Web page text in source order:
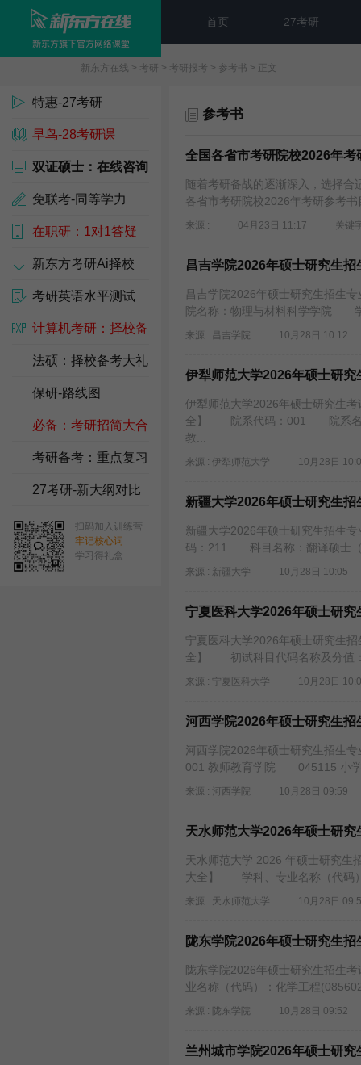
首页 27考研
新东方在线 > 考研 > 考研报考 > 参考书 > 正文
特惠-27考研
早鸟-28考研课
双证硕士：在线咨询
免联考-同等学力
在职研：1对1答疑
新东方考研Ai择校
考研英语水平测试
计算机考研：择校备
考包
法硕：择校备考大礼
包
保研-路线图
必备：考研招简大合
集
考研备考：重点复习
资料
27考研-新大纲对比
扫码加入训练营
牢记核心词
学习得礼盒
参考书
全国各省市考研院校2026年考
随着考研备战的逐渐深入，选择
各省市考研院校2026年考研参考
来源 : 04月23日 11:17 关键
昌吉学院2026年硕士研究生招
昌吉学院2026年硕士研究生招生
院名称：物理与材料科学学院
来源 : 昌吉学院 10月28日 10:12
伊犁师范大学2026年硕士研究
伊犁师范大学2026年硕士研究生
全】 院系代码：001 院系名
教...
来源 : 伊犁师范大学 10月28日
新疆大学2026年硕士研究生招
新疆大学2026年硕士研究生招生
码：211 科目名称：翻译硕士
来源 : 新疆大学 10月28日 10:05
宁夏医科大学2026年硕士研究
宁夏医科大学2026年硕士研究生
全】 初试科目代码名称及分值
来源 : 宁夏医科大学 10月28日
河西学院2026年硕士研究生招
河西学院2026年硕士研究生招生
001 教师教育学院 045115 小
来源 : 河西学院 10月28日 09:59
天水师范大学2026年硕士研究
天水师范大学 2026 年硕士研究生
大全】 学科、专业名称（代
来源 : 天水师范大学 10月28日
陇东学院2026年硕士研究生
陇东学院2026年硕士研究生招生
业名称（代码）：化学工程
来源 : 陇东学院 10月28日 09:52
兰州城市学院2026年硕士研究